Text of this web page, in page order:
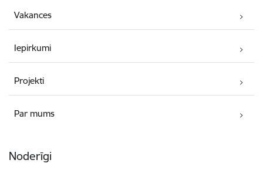
Vakances
Iepirkumi
Projekti
Par mums
Noderīgi